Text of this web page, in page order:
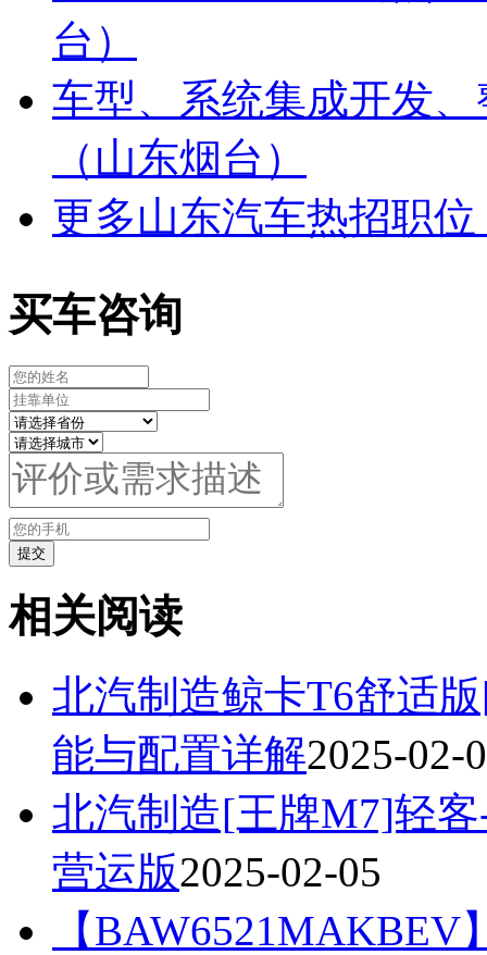
台）
车型、系统集成开发
（山东烟台）
更多山东汽车热招职
买车咨询
相关阅读
北汽制造鲸卡T6舒适
能与配置详解2025-02-
北汽制造[王牌M7]轻
营运版2025-02-05
【